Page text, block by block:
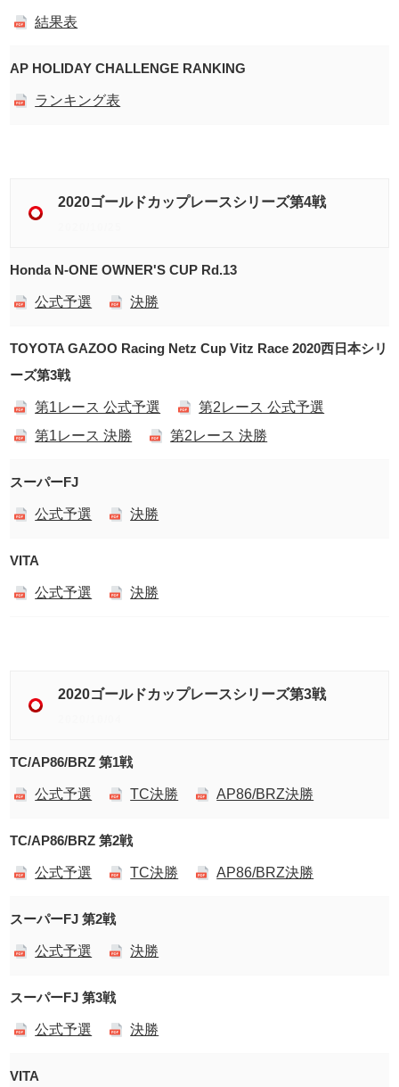
結果表
AP HOLIDAY CHALLENGE RANKING
ランキング表
2020ゴールドカップレースシリーズ第4戦
Honda N-ONE OWNER'S CUP Rd.13
公式予選 決勝
TOYOTA GAZOO Racing Netz Cup Vitz Race 2020西日本シリ
ーズ第3戦
第1レース 公式予選
第2レース 公式予選
第1レース 決勝
第2レース 決勝
スーパーFJ
公式予選 決勝
VITA
公式予選 決勝
2020ゴールドカップレースシリーズ第3戦
TC/AP86/BRZ 第1戦
公式予選 TC決勝 AP86/BRZ決勝
TC/AP86/BRZ 第2戦
公式予選 TC決勝 AP86/BRZ決勝
スーパーFJ 第2戦
公式予選 決勝
スーパーFJ 第3戦
公式予選 決勝
VITA